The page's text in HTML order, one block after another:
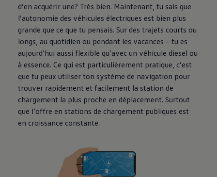
d’en acquérir une? Très bien. Maintenant, tu sais que
l’autonomie des véhicules électriques est bien plus
grande que ce que tu pensais. Sur des trajets courts ou
longs, au quotidien ou pendant les vacances – tu es
aujourd’hui aussi flexible qu’avec un véhicule diesel ou
à essence. Ce qui est particulièrement pratique, c’est
que tu peux utiliser ton système de navigation pour
trouver rapidement et facilement la station de
chargement la plus proche en déplacement. Surtout
que l’offre en stations de chargement publiques est
en croissance constante.